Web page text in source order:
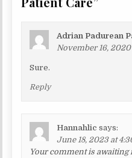
Adrian Padurean
November 16, 2020
Sure.
Reply
Hannahlic says:
June 18, 2023 at
Your comment is awaiting